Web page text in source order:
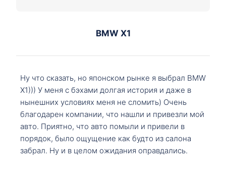
BMW X1
Ну что сказать, но японском рынке я выбрал BMW
X1))) У меня с бэхами долгая история и даже в
нынешних условиях меня не сломить) Очень
благодарен компании, что нашли и привезли мой
авто. Приятно, что авто помыли и привели в
порядок, было ощущение как будто из салона
забрал. Ну и в целом ожидания оправдались.